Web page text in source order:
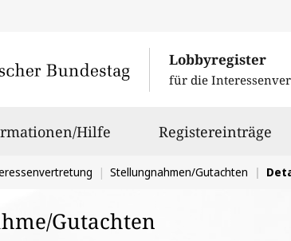
Lobbyregister
für die
Hilfe Registereinträge
Stellungnahmen/Gutachten
Gutachten